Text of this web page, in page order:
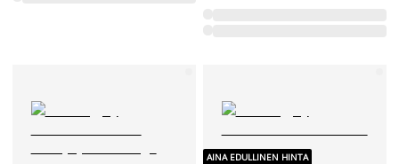
AINA EDULLINEN HINTA